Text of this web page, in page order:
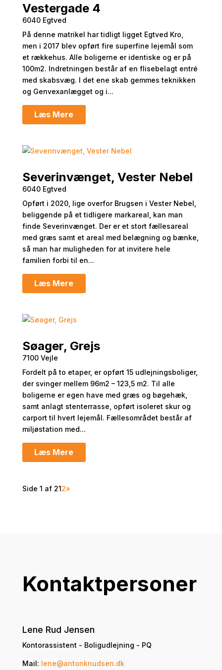
Vestergade 4
6040 Egtved
På denne matrikel har tidligt ligget Egtved Kro,
men i 2017 blev opført fire superfine lejemål som
et rækkehus. Alle boligerne er identiske og er på
100m2. Indretningen består af en flisebelagt entré
med skabsvæg. I det ene skab gemmes teknikken
og Genvexanlægget og i...
Læs Mere
Severinvænget, Vester Nebel
6040 Egtved
Opført i 2020, lige overfor Brugsen i Vester Nebel,
beliggende på et tidligere markareal, kan man
finde Severinvænget. Der er et stort fællesareal
med græs samt et areal med belægning og bænke,
så man har muligheden for at invitere hele
familien forbi til en...
Læs Mere
Søager, Grejs
7100 Vejle
Fordelt på to etaper, er opført 15 udlejningsboliger,
der svinger mellem 96m2 – 123,5 m2. Til alle
boligerne er egen have med græs og bøgehæk,
samt anlagt stenterrasse, opført isoleret skur og
carport til hvert lejemål. Fællesområdet består af
miljøstation med...
Læs Mere
Side 1 af 212»
Kontaktpersoner
Lene Rud Jensen
Kontorassistent - Boligudlejning - PQ
Mail: lene@antonknudsen.dk